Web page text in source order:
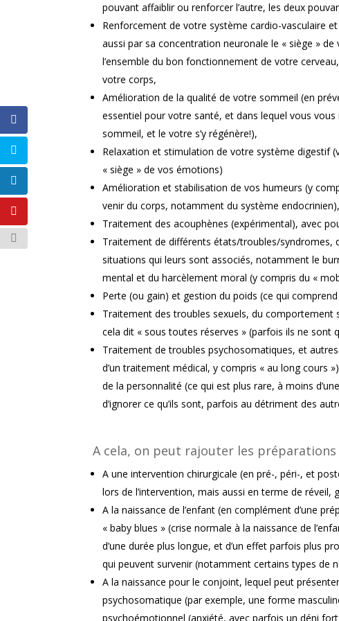
pouvant affaiblir ou renforcer l’autre, les deux
Renforcement de votre système cardio-
aussi par sa concentration neuronale le « siège »
l’ensemble du bon fonctionnement de votre
votre corps,
Amélioration de la qualité de votre sommeil (en
essentiel pour votre santé, et dans lequel vous
sommeil, et le votre s’y régénère!),
Relaxation et stimulation de votre système digestif
« siège » de vos émotions)
Amélioration et stabilisation de vos humeurs (y
venir du corps, notamment du système endocrinien),
Traitement des acouphènes (expérimental), avec
Traitement de différents états/troubles/syndromes,
situations qui leurs sont associés, notamment le
mental et du harcèlement moral (y compris du «
Perte (ou gain) et gestion du poids (ce qui
Traitement des troubles sexuels, du comportement
cela dit « sous toutes réserves » (parfois ils ne sont
Traitement de troubles psychosomatiques, et
d’un traitement médical, y compris « au long cours
de la personnalité (ce qui est plus rare, à moins
d’ignorer ce qu’ils sont, parfois au détriment des
A cela, on peut rajouter les préparations
A une intervention chirurgicale (en pré-, péri-, et
lors de l’intervention, mais aussi en terme de
A la naissance de l’enfant (en complément d’une
« baby blues » (crise normale à la naissance de
d’une durée plus longue, et d’un effet parfois plus
qui peuvent survenir (notamment certains types de
A la naissance pour le conjoint, lequel peut
psychosomatique (par exemple, une forme
psychoémotionnel (anxiété, avec parfois un déni